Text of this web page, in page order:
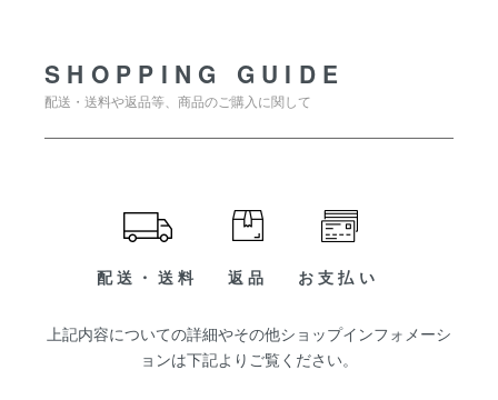
SHOPPING GUIDE
配送・送料や返品等、商品のご購入に関して
配送・送料 返品 お支払い
上記内容についての詳細やその他ショップインフォメーシ
ョンは下記よりご覧ください。